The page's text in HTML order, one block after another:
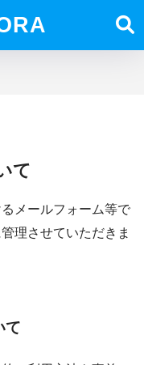
て
メールフォーム等で
理させていただきま
て